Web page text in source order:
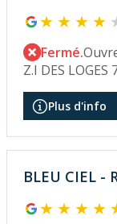
Fermé.
Z.I DES
Plus d'info
BLEU CIEL -